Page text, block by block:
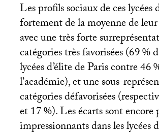
Les profils sociaux de ces lycées
fortement de la moyenne de
avec une très forte
catégories très favorisées (69%
lycées d’élite de Paris contre 46
l’académie), et une sous-
catégories défavorisées
et 17%). Les écarts sont encore
impressionnants dans les lycées